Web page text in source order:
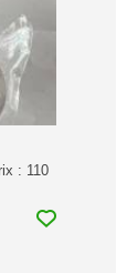
: 110